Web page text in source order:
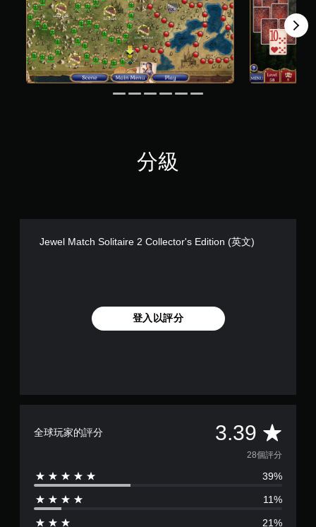
分級
Jewel Match Solitaire 2 Collector's Edition (英文)
登入以評分
全球玩家的評分 3.39 平
均
評
分
28個評分
39%
11%
21%